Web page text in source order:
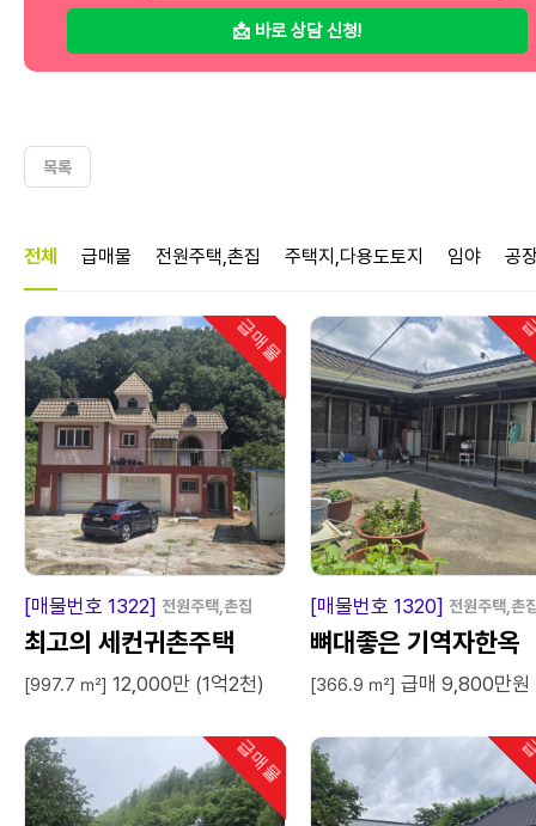
📩 바로 상담 신청!
목록
매물정보
전체 급매물 전원주택,촌집 주택지,다용도토지 임야 공
급매물
인기
급 매 물
[매물번호 1322] 전원주택,촌집
최고의 세컨귀촌주택
[997.7 ㎡] 12,000만 (1억2천)
급 매
[매물번호 1320] 전원주택,촌
뼈대좋은 기역자한옥
[366.9 ㎡] 급매 9,800만원
급매물
인기